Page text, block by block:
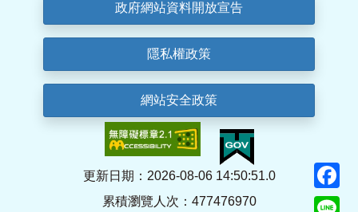
政府網站資料開放宣告
隱私權政策
網站安全政策
更新日期：2026-08-06 14:50:51.0
累積瀏覽人次：477476970